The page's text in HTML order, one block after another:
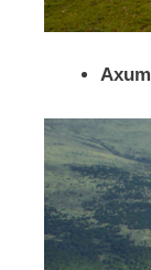
Axum